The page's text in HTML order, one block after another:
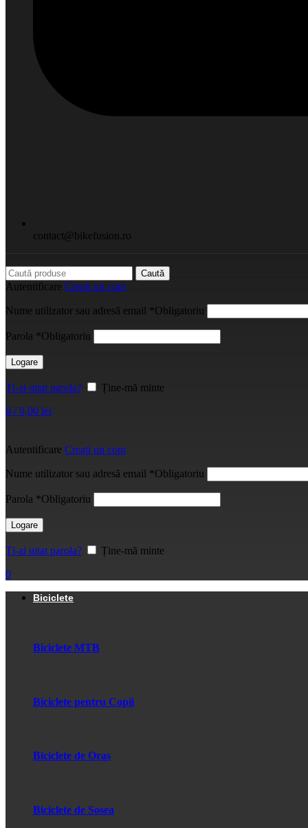
contact@bikefusion.ro
Caută
Autentificare Creați un cont
Nume utilizator sau adresă email *Obligatoriu
Parola *Obligatoriu
Logare
Ți-ai uitat parola?
Ține-mă minte
0 / 0,00 lei
Autentificare Creați un cont
Nume utilizator sau adresă email *Obligatoriu
Parola *Obligatoriu
Logare
Ți-ai uitat parola?
Ține-mă minte
0
Biciclete
Biciclete MTB
Biciclete pentru Copii
Biciclete de Oras
Biciclete de Sosea